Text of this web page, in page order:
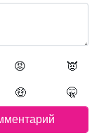
😡 👿
🤑 🤫